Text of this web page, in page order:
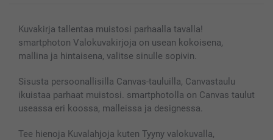
Kuvakirja tallentaa muistosi parhaalla tavalla!
smartphoton Valokuvakirjoja on usean kokoisena,
mallina ja hintaisena, valitse sinulle sopivin.
Sisusta persoonallisilla Canvas-tauluilla, Canvastaulu
ikuistaa parhaat muistosi. smartphotolla on Canvas taulut
useassa eri koossa, malleissa ja designessa.
Tee hienoja Kuvalahjoja kuten Tyyny valokuvalla,